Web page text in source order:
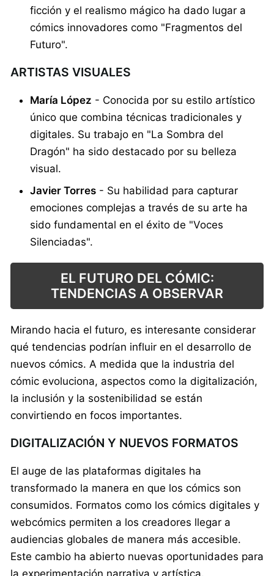
ficción y el realismo mágico ha dado lugar a
cómics innovadores como "Fragmentos del
Futuro".
ARTISTAS VISUALES
María López - Conocida por su estilo artístico
único que combina técnicas tradicionales y
digitales. Su trabajo en "La Sombra del
Dragón" ha sido destacado por su belleza
visual.
Javier Torres - Su habilidad para capturar
emociones complejas a través de su arte ha
sido fundamental en el éxito de "Voces
Silenciadas".
EL FUTURO DEL CÓMIC:
TENDENCIAS A OBSERVAR
Mirando hacia el futuro, es interesante considerar
qué tendencias podrían influir en el desarrollo de
nuevos cómics. A medida que la industria del
cómic evoluciona, aspectos como la digitalización,
la inclusión y la sostenibilidad se están
convirtiendo en focos importantes.
DIGITALIZACIÓN Y NUEVOS FORMATOS
El auge de las plataformas digitales ha
transformado la manera en que los cómics son
consumidos. Formatos como los cómics digitales y
webcómics permiten a los creadores llegar a
audiencias globales de manera más accesible.
Este cambio ha abierto nuevas oportunidades para
la experimentación narrativa y artística.